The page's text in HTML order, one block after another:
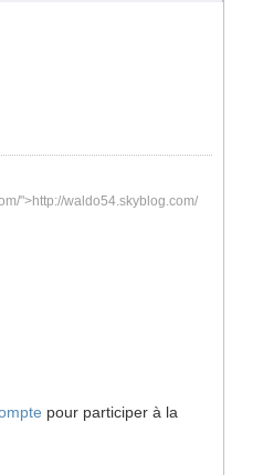
">http://waldo54.skyblog.com/
pour participer à la